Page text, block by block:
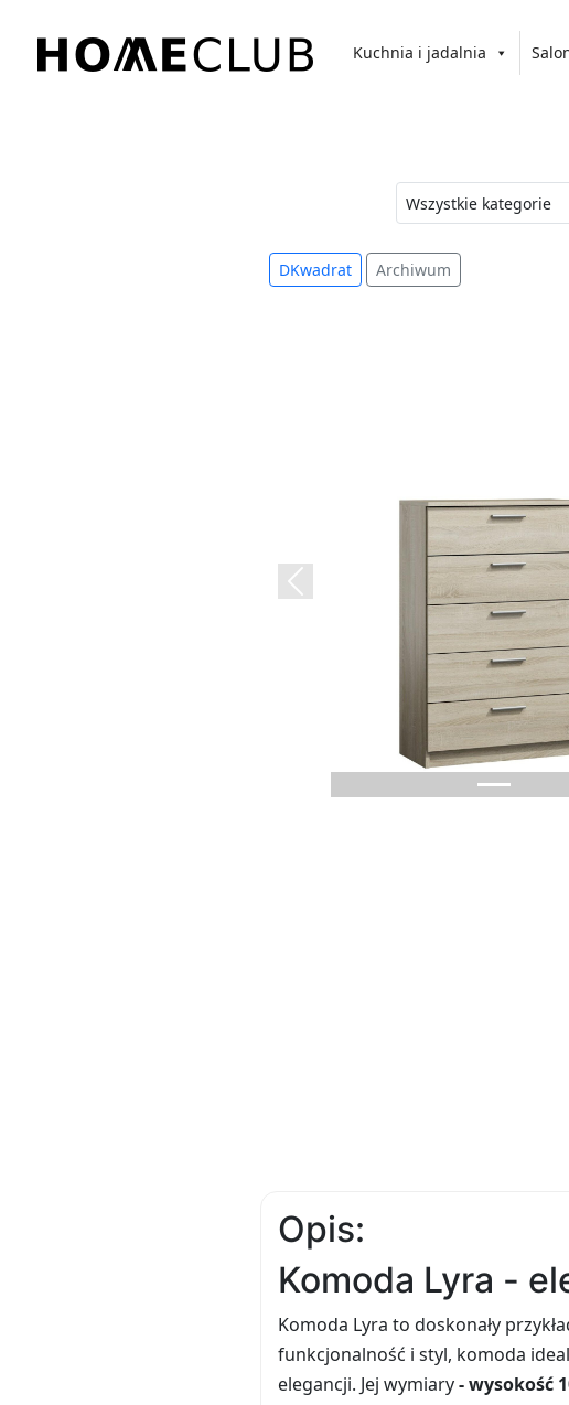
treści
Kuchnia i jadalnia
DKwadrat Archiwum
Previous
Opis:
Komoda Lyra -
Komoda Lyra to doskonały
funkcjonalność i styl, komoda
elegancji. Jej wymiary- wysokość